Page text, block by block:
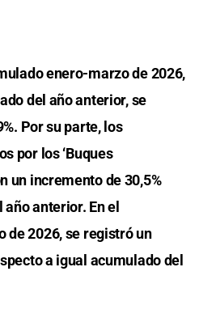
enero-marzo de 2026,
del año anterior, se
Por su parte, los
por los ‘Buques
un incremento de 30,5%
anterior. En el
de 2026, se registró un
a igual acumulado del